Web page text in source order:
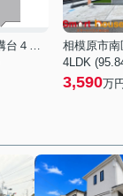
相模原市南区麻溝台４丁目
相模原市南
4LDK
3,590万円